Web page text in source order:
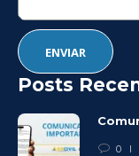
Posts
0